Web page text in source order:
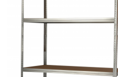
Jeżeli nie możesz
sklepie, skontaktuj
INFOLINIA: +48 509 086 800